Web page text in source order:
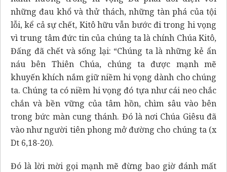
những đau khổ và thử thách, những tàn phá của tội
lỗi, kể cả sự chết, Kitô hữu vẫn bước đi trong hi vọng
vì trung tâm đức tin của chúng ta là chính Chúa Kitô,
Đấng đã chết và sống lại: “Chúng ta là những kẻ ẩn
náu bên Thiên Chúa, chúng ta được mạnh mẽ
khuyến khích nắm giữ niềm hi vọng dành cho chúng
ta. Chúng ta có niềm hi vọng đó tựa như cái neo chắc
chắn và bền vững của tâm hồn, chìm sâu vào bên
trong bức màn cung thánh. Đó là nơi Chúa Giêsu đã
vào như người tiên phong mở đường cho chúng ta (x
Dt 6,18-20).
Đó là lời mời gọi mạnh mẽ đừng bao giờ đánh mất